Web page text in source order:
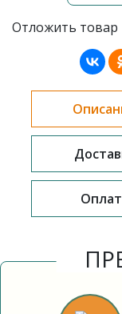
Отложить товар